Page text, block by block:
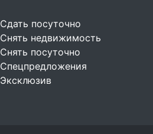
Сдать посуточно
Снять недвижимость
Снять посуточно
Спецпредложения
Эксклюзив